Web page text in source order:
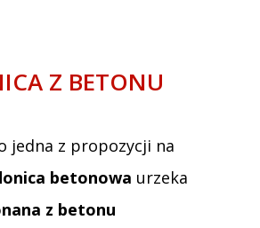
Z BETONU
jedna z propozycji na
betonowa urzeka
z betonu